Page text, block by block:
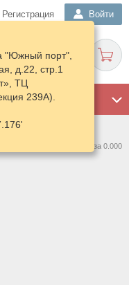
Регистрация Войти
"Южный порт",
д.22, стр.1
ТЦ
239А).
Нашлось предложений: 0 за 0.000